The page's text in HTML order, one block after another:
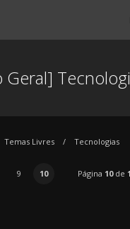
Geral]
Temas Livres Tecnologias
9 10 Página 10de